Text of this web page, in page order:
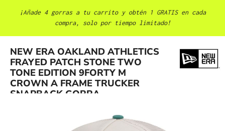
¡Añade 4 gorras a tu carrito y obtén 1 GRATIS en cada
compra, solo por tiempo limitado!
NEW ERA OAKLAND ATHLETICS
FRAYED PATCH STONE TWO
TONE EDITION 9FORTY M
CROWN A FRAME TRUCKER
SNAPBACK GORRA
Omitir galería de imágenes